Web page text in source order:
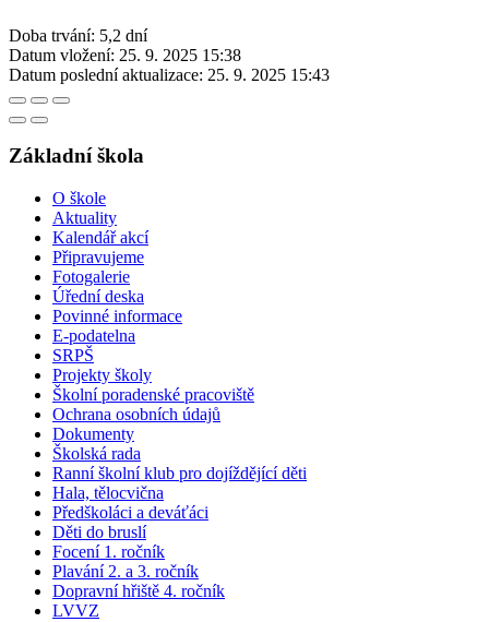
Doba trvání: 5,2 dní
Datum vložení: 25. 9. 2025 15:38
Datum poslední aktualizace: 25. 9. 2025 15:43
Základní škola
O škole
Aktuality
Kalendář akcí
Připravujeme
Fotogalerie
Úřední deska
Povinné informace
E-podatelna
SRPŠ
Projekty školy
Školní poradenské pracoviště
Ochrana osobních údajů
Dokumenty
Školská rada
Ranní školní klub pro dojíždějící děti
Hala, tělocvična
Předškoláci a deváťáci
Děti do bruslí
Focení 1. ročník
Plavání 2. a 3. ročník
Dopravní hřiště 4. ročník
LVVZ